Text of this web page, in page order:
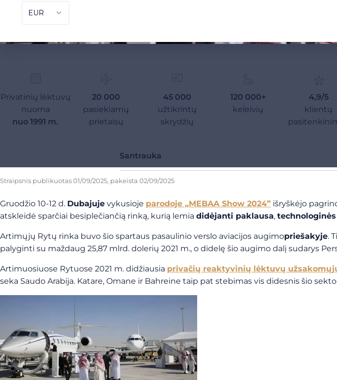
Privatinių lėktuvų
nuoma
nuo 1991 m.
20 000
pasiekiamų
prietaisų
45 000
užtikrintų
skrydžių
120 000+
keleivių
4,9/5
klientų
Santrauka
Straipsnis publikuotas01/09/2025, pakeista 02/09/2025
Gruodžio 10-12 d. Dubajuje vykusioje parodoje „MEBAA Show 2024” išryškėjo
atskleidė sparčiai besiplečiančią rinką, kurią lemia didėjanti paklausa,
Artimųjų Rytų rinka buvo šio spartaus pasaulinio verslo aviacijos augimopriešakyje.
palyginti su maždaug 25,87 mlrd. dolerių 2021 m., o didelę šio augimo dalį sudarys
Artimuosiuose Rytuose 2021 m. didžiausia privačių reaktyvinių lėktuvų
seka Saudo Arabija. Katare, Omane ir Bahreine taip pat stebimas vis didesnis šio